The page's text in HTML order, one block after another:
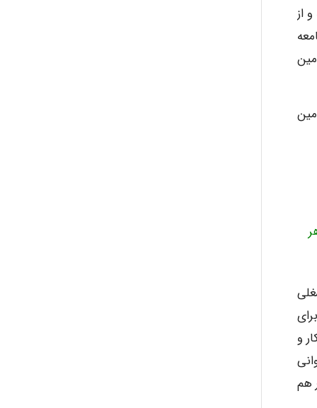
از
قانون کار و ماده 88 قانون تامین
و
هم